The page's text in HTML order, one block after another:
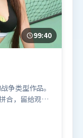
99:40
争类型作品。
合，留给观众
每场对手戏都
音、张译、
联袂出演。